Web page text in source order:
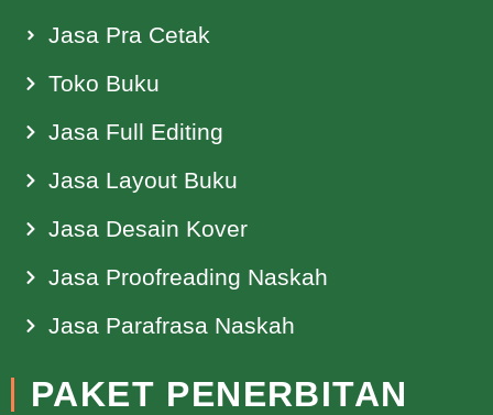
Jasa Pra Cetak
Toko Buku
Jasa Full Editing
Jasa Layout Buku
Jasa Desain Kover
Jasa Proofreading Naskah
Jasa Parafrasa Naskah
PAKET PENERBITAN